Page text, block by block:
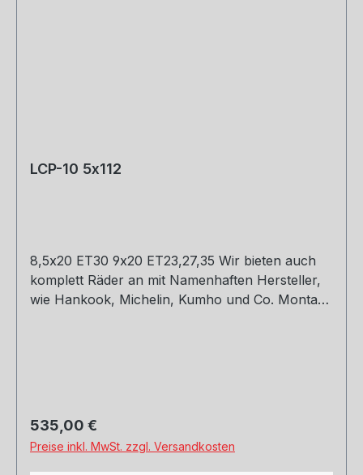
LCP-10 5x112
8,5x20 ET30 9x20 ET23,27,35 Wir bieten auch
komplett Räder an mit Namenhaften Hersteller,
wie Hankook, Michelin, Kumho und Co. Montage
Regulärer Preis:
535,00 €
Preise inkl. MwSt. zzgl. Versandkosten